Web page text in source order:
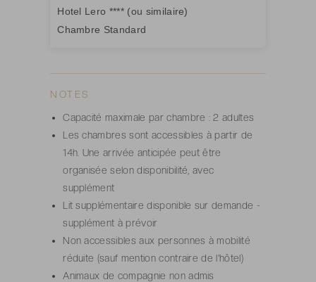
Hotel Lero **** (ou similaire)
Chambre Standard
NOTES
Capacité maximale par chambre : 2 adultes
Les chambres sont accessibles à partir de
14h. Une arrivée anticipée peut être
organisée selon disponibilité, avec
supplément
Lit supplémentaire disponible sur demande -
supplément à prévoir
Non accessibles aux personnes à mobilité
réduite (sauf mention contraire de l'hôtel)
Animaux de compagnie non admis